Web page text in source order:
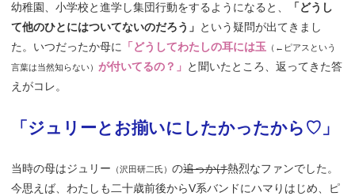
幼稚園、小学校と進学し集団行動をするようになると、
「どうし
て他のひとにはついてないのだろう」 という疑問が出てきまし
た。いつだったか母に
「どうしてわたしの耳には玉 （←ピアスという
言葉は当然知らない）が付いてるの？」 と聞いたところ、返ってきた答
えがコレ。
「ジュリーとお揃いにしたかったから♡」
当時の母はジュリー （沢田研二氏）の追っかけ熱烈なファンでした。
今思えば、わたしも二十歳前後からV系バンドにハマりはじめ、ピ